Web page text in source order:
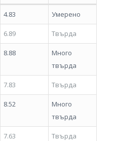
4.83 Умерено
6.89 Твърда
8.88
Много
твърда
7.83 Твърда
8.52
Много
твърда
7.63 Твърда